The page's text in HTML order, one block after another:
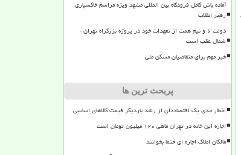
آماده باش کامل فرودگاه بین المللی مشهد ویژه مراسم خاکسپاری
رهبر انقلاب
دولت ۶ و نیم همت از تعهدات خود در پروژه بزرگراه تهران -
شمال عقب است
خبر مهم برای متقاضیان مسکن ملی
پربحث ترین ها
اخطار جدی یک اقتصاددان از رشد باردیگر قیمت کالاهای اساسی
اجاره این خانه در تهران ماهی ۱۲۰ میلیون تومان است
مالکان املاک اجاره ای حتما بخوانند